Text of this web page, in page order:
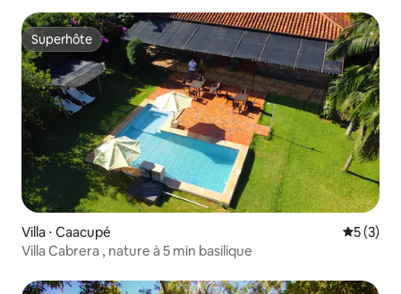
Superhôte
Superhôte
Villa ⋅ Caacupé
5 (3)
Villa Cabrera , nature à 5 min basilique